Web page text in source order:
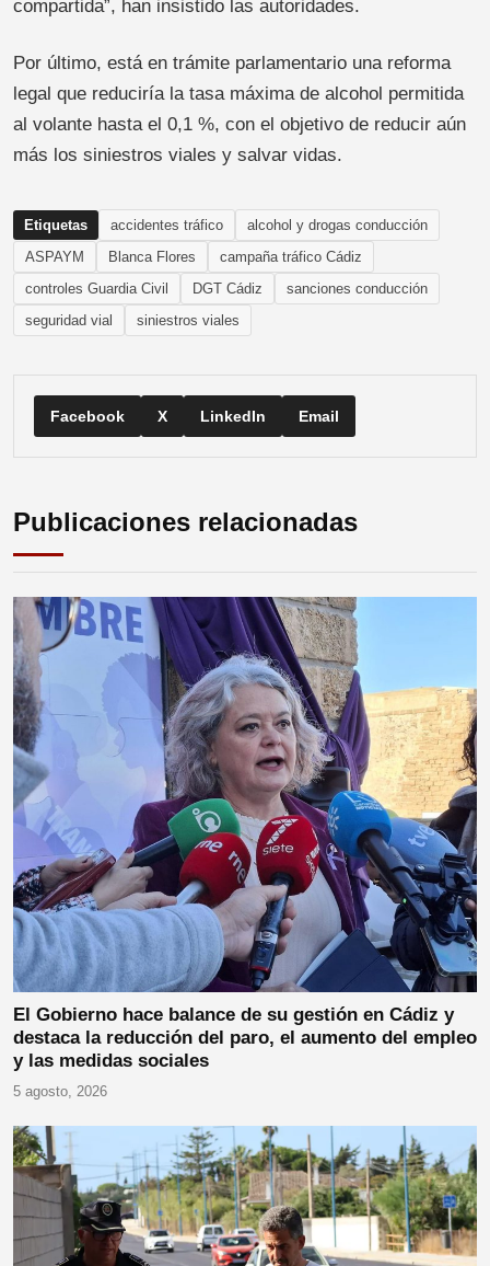
compartida”, han insistido las autoridades.
Por último, está en trámite parlamentario una reforma
legal que reduciría la tasa máxima de alcohol permitida
al volante hasta el 0,1 %, con el objetivo de reducir aún
más los siniestros viales y salvar vidas.
Etiquetas accidentes tráfico
alcohol y drogas conducción
ASPAYM
Blanca Flores
campaña tráfico Cádiz
controles Guardia Civil
DGT Cádiz
sanciones conducción
seguridad vial
siniestros viales
Facebook X LinkedIn Email
Publicaciones relacionadas
El Gobierno hace balance de su gestión en Cádiz y
destaca la reducción del paro, el aumento del empleo
y las medidas sociales
5 agosto, 2026